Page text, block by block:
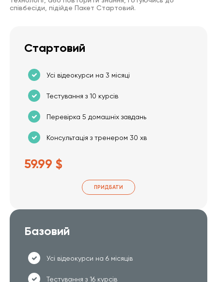
співбесіди, підійде Пакет Стартовий.
Стартовий
Усі відеокурси на 3 місяці
Тестування з 10 курсів
Перевірка 5 домашніх завдань
Консультація з тренером 30 хв
59.99 $
ПРИДБАТИ
Базовий
Усі відеокурси на 6 місяців
Тестування з 16 курсів